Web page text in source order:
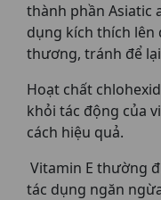
thành phần Asiatic
dụng kích thích lên
thương, tránh để
Hoạt chất
khỏi tác động của
cách hiệu quả.
Vitamin E thường
tác dụng ngăn